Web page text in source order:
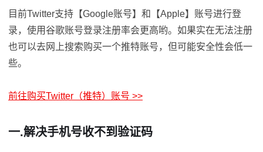
目前Twitter支持【Google账号】和【Apple】账号进行登
录，使用谷歌账号登录注册率会更高哟。如果实在无法注册
也可以去网上搜索购买一个推特账号，但可能安全性会低一
些。
前往购买Twitter（推特）账号 >>
一.解决手机号收不到验证码